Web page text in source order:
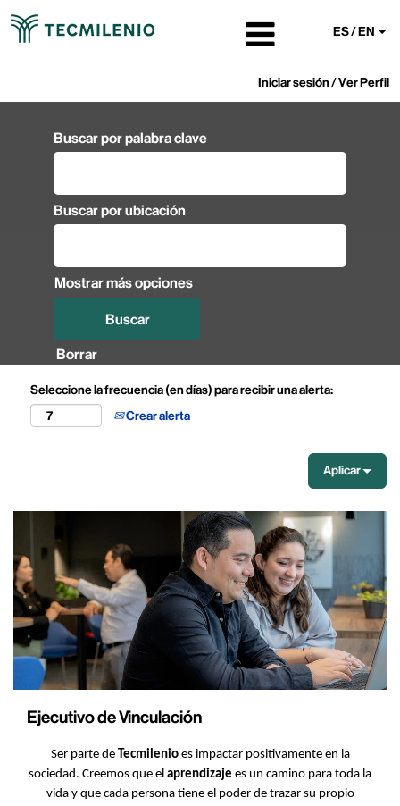
ES / EN
Iniciar sesión / Ver Perfil
Buscar por palabra clave
Buscar por ubicación
Mostrar más opciones
Borrar
Seleccione la frecuencia (en días) para recibir una alerta:
Crear alerta
Aplicar
Ejecutivo de Vinculación
Ser parte de Tecmilenioes impactar positivamente en la
sociedad. Creemos que el aprendizaje es un camino para toda la
vida y que cada persona tiene el poder de trazar su propio